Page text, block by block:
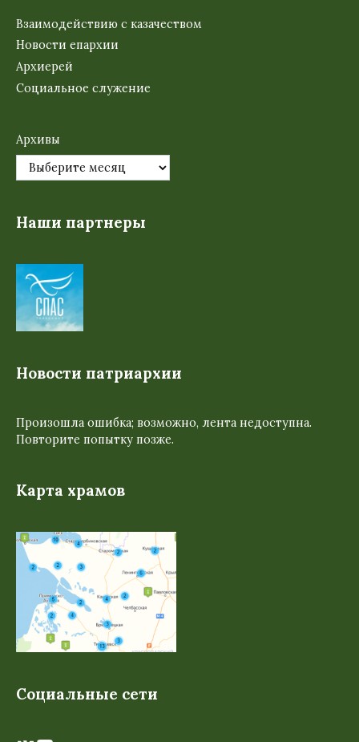
Взаимодействию с казачеством
Новости епархии
Архиерей
Социальное служение
Архивы
Наши партнеры
Новости патриархии
Произошла ошибка; возможно, лента недоступна.
Повторите попытку позже.
Карта храмов
Социальные сети